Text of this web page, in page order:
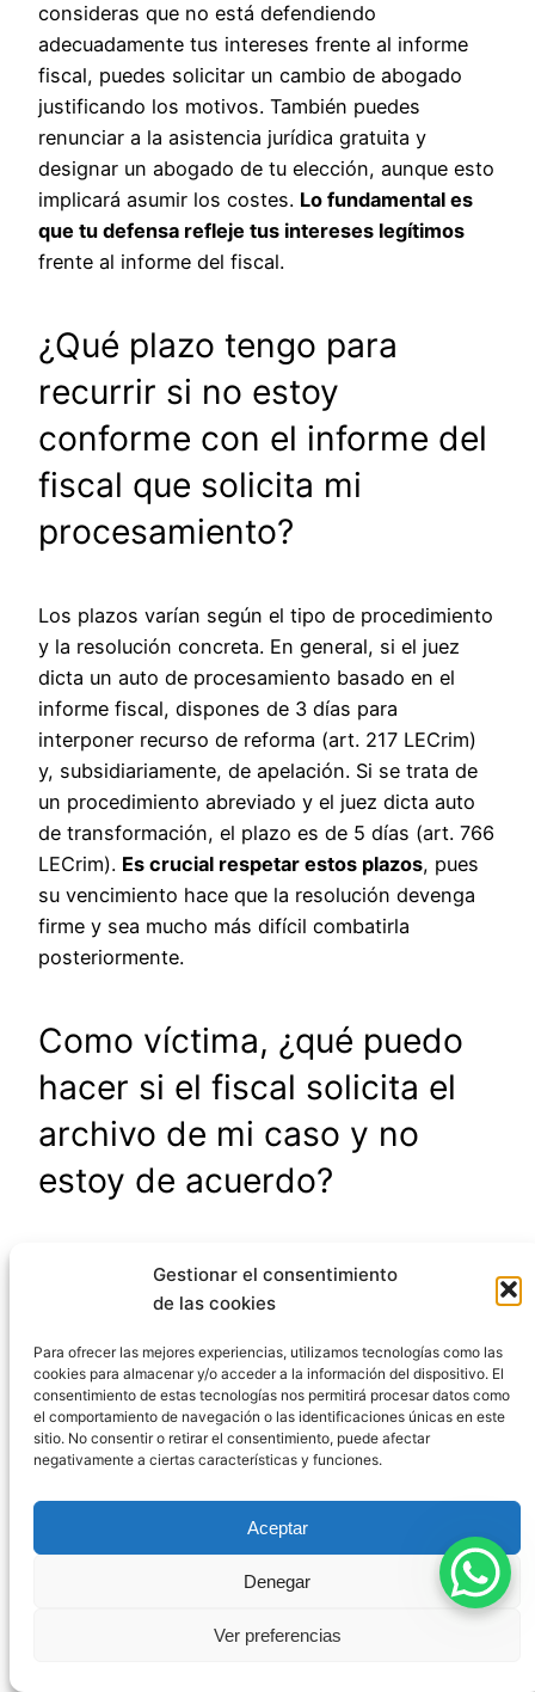
Gestionar el consentimiento
de las cookies
Para ofrecer las mejores experiencias, utilizamos tecnologías como las
cookies para almacenar y/o acceder a la información del dispositivo. El
consentimiento de estas tecnologías nos permitirá procesar datos como
el comportamiento de navegación o las identificaciones únicas en este
sitio. No consentir o retirar el consentimiento, puede afectar
negativamente a ciertas características y funciones.
Aceptar
Denegar
Ver preferencias
consideras que no está defendiendo
adecuadamente tus intereses frente al informe
fiscal, puedes solicitar un cambio de abogado
justificando los motivos. También puedes
renunciar a la asistencia jurídica gratuita y
designar un abogado de tu elección, aunque esto
implicará asumir los costes. Lo fundamental es
que tu defensa refleje tus intereses legítimos
frente al informe del fiscal.
¿Qué plazo tengo para
recurrir si no estoy
conforme con el informe del
fiscal que solicita mi
procesamiento?
Los plazos varían según el tipo de procedimiento
y la resolución concreta. En general, si el juez
dicta un auto de procesamiento basado en el
informe fiscal, dispones de 3 días para
interponer recurso de reforma (art. 217 LECrim)
y, subsidiariamente, de apelación. Si se trata de
un procedimiento abreviado y el juez dicta auto
de transformación, el plazo es de 5 días (art. 766
LECrim). Es crucial respetar estos plazos, pues
su vencimiento hace que la resolución devenga
firme y sea mucho más difícil combatirla
posteriormente.
Como víctima, ¿qué puedo
hacer si el fiscal solicita el
archivo de mi caso y no
estoy de acuerdo?
Si eres víctima y el fiscal ha solicitado el archivo
de la causa, tienes varias opciones. Puedes
lo has hecho, lo que te permitirá recurrir
directamente el auto de archivo si el juez lo dicta.
También puedes presentar un escrito de
alegaciones argumentando por qué consideras
puede sostener la acusación aunque el fiscal no
, según establece el art. 782.2 de la
procedimiento hasta juicio oral si el juez admite